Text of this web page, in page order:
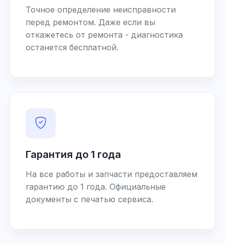
Точное определение неисправности
перед ремонтом. Даже если вы
откажетесь от ремонта - диагностика
останется бесплатной.
Гарантия до 1 года
На все работы и запчасти предоставляем
гарантию до 1 года. Официальные
документы с печатью сервиса.